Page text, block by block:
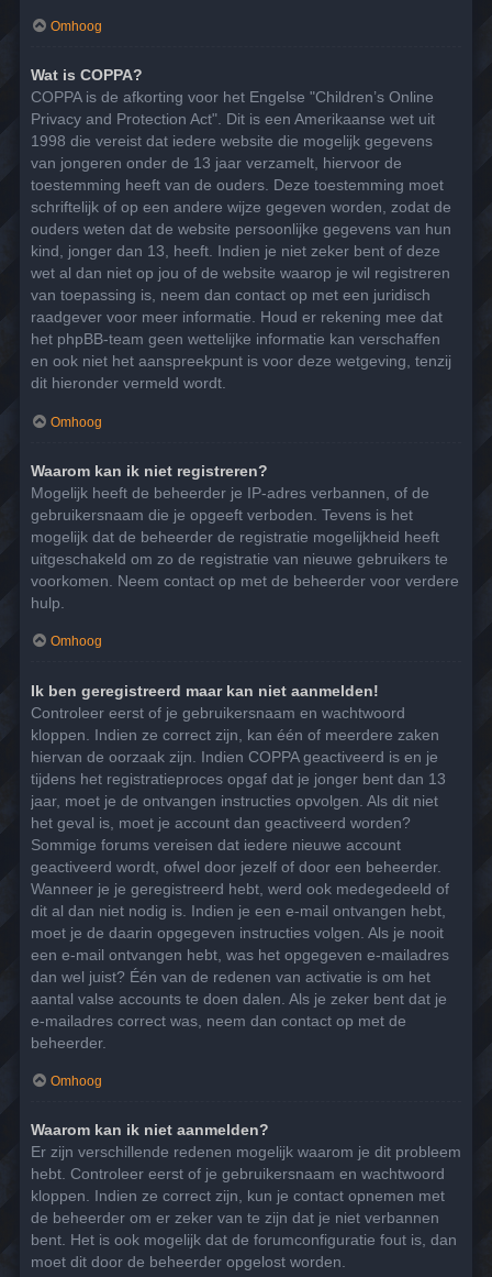
Omhoog
Wat is COPPA?
COPPA is de afkorting voor het Engelse "Children’s Online
Privacy and Protection Act". Dit is een Amerikaanse wet uit
1998 die vereist dat iedere website die mogelijk gegevens
van jongeren onder de 13 jaar verzamelt, hiervoor de
toestemming heeft van de ouders. Deze toestemming moet
schriftelijk of op een andere wijze gegeven worden, zodat de
ouders weten dat de website persoonlijke gegevens van hun
kind, jonger dan 13, heeft. Indien je niet zeker bent of deze
wet al dan niet op jou of de website waarop je wil registreren
van toepassing is, neem dan contact op met een juridisch
raadgever voor meer informatie. Houd er rekening mee dat
het phpBB-team geen wettelijke informatie kan verschaffen
en ook niet het aanspreekpunt is voor deze wetgeving, tenzij
dit hieronder vermeld wordt.
Omhoog
Waarom kan ik niet registreren?
Mogelijk heeft de beheerder je IP-adres verbannen, of de
gebruikersnaam die je opgeeft verboden. Tevens is het
mogelijk dat de beheerder de registratie mogelijkheid heeft
uitgeschakeld om zo de registratie van nieuwe gebruikers te
voorkomen. Neem contact op met de beheerder voor verdere
hulp.
Omhoog
Ik ben geregistreerd maar kan niet aanmelden!
Controleer eerst of je gebruikersnaam en wachtwoord
kloppen. Indien ze correct zijn, kan één of meerdere zaken
hiervan de oorzaak zijn. Indien COPPA geactiveerd is en je
tijdens het registratieproces opgaf dat je jonger bent dan 13
jaar, moet je de ontvangen instructies opvolgen. Als dit niet
het geval is, moet je account dan geactiveerd worden?
Sommige forums vereisen dat iedere nieuwe account
geactiveerd wordt, ofwel door jezelf of door een beheerder.
Wanneer je je geregistreerd hebt, werd ook medegedeeld of
dit al dan niet nodig is. Indien je een e-mail ontvangen hebt,
moet je de daarin opgegeven instructies volgen. Als je nooit
een e-mail ontvangen hebt, was het opgegeven e-mailadres
dan wel juist? Één van de redenen van activatie is om het
aantal valse accounts te doen dalen. Als je zeker bent dat je
e-mailadres correct was, neem dan contact op met de
beheerder.
Omhoog
Waarom kan ik niet aanmelden?
Er zijn verschillende redenen mogelijk waarom je dit probleem
hebt. Controleer eerst of je gebruikersnaam en wachtwoord
kloppen. Indien ze correct zijn, kun je contact opnemen met
de beheerder om er zeker van te zijn dat je niet verbannen
bent. Het is ook mogelijk dat de forumconfiguratie fout is, dan
moet dit door de beheerder opgelost worden.